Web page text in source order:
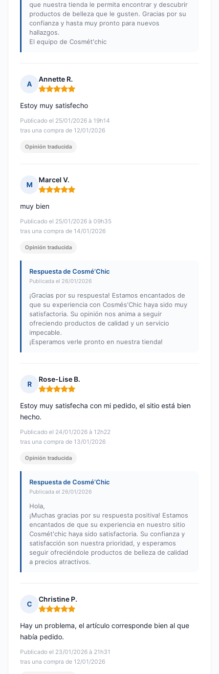
que nuestra tienda le permita encontrar y descubrir
productos de belleza que le gusten. Gracias por su
confianza y hasta muy pronto para nuevos
hallazgos.
El equipo de Cosmét'chic
A
Annette R.
Nota: 5 de 5
Publicado el 25/01/2026 à 19h14
tras una compra de 12/01/2026
Estoy muy satisfecho
Opinión traducida
M
Marcel V.
Nota: 5 de 5
Publicado el 25/01/2026 à 09h35
tras una compra de 14/01/2026
muy bien
Opinión traducida
Respuesta de Cosmé’Chic
Publicada el 26/01/2026
¡Gracias por su respuesta! Estamos encantados de
que su experiencia con Cosmés'Chic haya sido muy
satisfactoria. Su opinión nos anima a seguir
ofreciendo productos de calidad y un servicio
impecable.
¡Esperamos verle pronto en nuestra tienda!
R
Rose-Lise B.
Nota: 5 de 5
Publicado el 24/01/2026 à 12h22
tras una compra de 13/01/2026
Estoy muy satisfecha con mi pedido, el sitio está bien
hecho.
Opinión traducida
Respuesta de Cosmé’Chic
Publicada el 26/01/2026
Hola,
¡Muchas gracias por su respuesta positiva! Estamos
encantados de que su experiencia en nuestro sitio
Cosmét'chic haya sido satisfactoria. Su confianza y
satisfacción son nuestra prioridad, y esperamos
seguir ofreciéndole productos de belleza de calidad
a precios atractivos.
C
Christine P.
Nota: 5 de 5
Publicado el 23/01/2026 à 21h31
tras una compra de 12/01/2026
Hay un problema, el artículo corresponde bien al que
había pedido.